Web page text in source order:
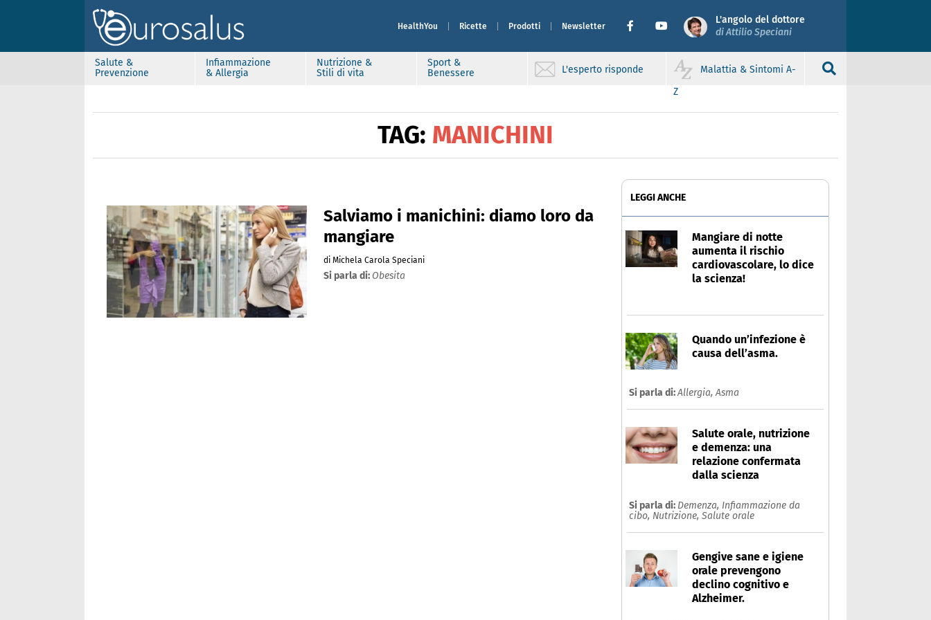
HealthYou Ricette Prodotti Newsletter
L'angolo del dottore
di Attilio Speciani
Salute &
Prevenzione
Infiammazione
& Allergia
Nutrizione &
Stili di vita
Sport &
Benessere
L'esperto risponde
Malattia & Sintomi A-
Z
TAG: MANICHINI
Salviamo i manichini: diamo loro da
mangiare
di Michela Carola Speciani
Si parla di: Obesita
LEGGI ANCHE
Mangiare di notte
aumenta il rischio
cardiovascolare, lo dice
la scienza!
Quando un’infezione è
causa dell’asma.
Si parla di:Allergia,Asma
Salute orale, nutrizione
e demenza: una
relazione confermata
dalla scienza
Si parla di: Demenza, Infiammazione da
cibo, Nutrizione, Salute orale
Gengive sane e igiene
orale prevengono
declino cognitivo e
Alzheimer.